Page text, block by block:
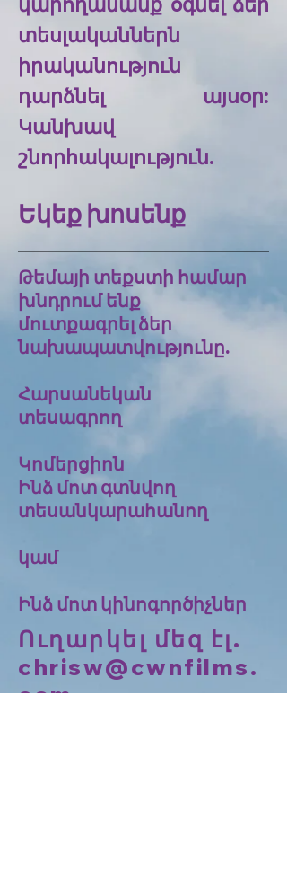
տեսլականներն
իրականություն
դարձնել այսօր:
Կանխավ
շնորհակալություն.
Եկեք խոսենք
Թեմայի տեքստի համար
խնդրում ենք
մուտքագրել ձեր
նախապատվությունը.
Հարսանեկան
տեսագրող
Կոմերցիոն
Ինձ մոտ գտնվող
տեսանկարահանող
կամ
Ինձ մոտ կինոգործիչներ
Ուղարկել մեզ էլ.
chrisw@cwnfilms.
com